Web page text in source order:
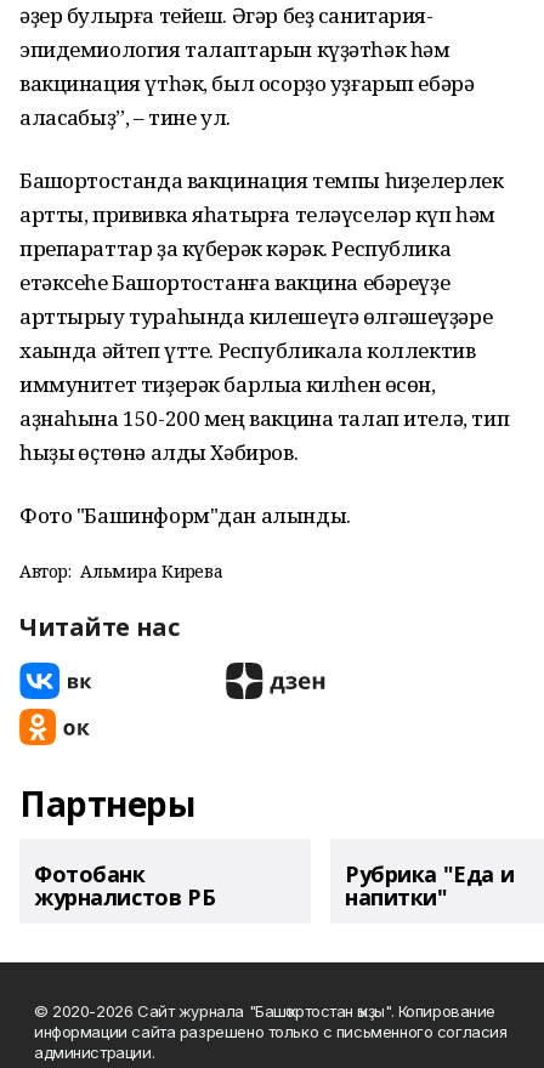
әҙер булырға тейеш. Әгәр беҙ санитария-
эпидемиология талаптарын күҙәтһәк һәм
вакцинация үтһәк, был осорҙо уҙғарып ебәрә
аласаҡбыҙ”, – тине ул.
Башҡортостанда вакцинация темпы һиҙелерлек
артты, прививка яһатырға теләүселәр күп һәм
препараттар ҙа күберәк кәрәк. Республика
етәксеһе Башҡортостанға вакцина ебәреүҙе
арттырыу тураһында килешеүгә өлгәшеүҙәре
хаҡында әйтеп үтте. Республикала коллектив
иммунитет тиҙерәк барлыҡҡа килһен өсөн,
аҙнаһына 150-200 мең вакцина талап ителә, тип
һыҙыҡ өҫтөнә алды Хәбиров.
Фото "Башинформ"дан алынды.
Автор: Альмира Кирәева
Читайте нас
Партнеры
Фотобанк
журналистов РБ
Рубрика "Еда и
напитки"
© 2020-2026 Сайт журнала "Башҡортостан ҡыҙы". Копирование
информации сайта разрешено только с письменного согласия
администрации.